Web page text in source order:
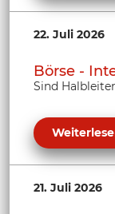
22. Juli 2026
Börse -
Sind
21. Juli 2026